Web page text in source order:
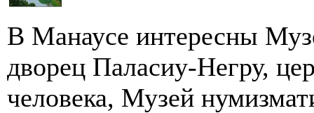
В Манаусе интересны
дворец Паласиу-Негру,
человека, Музей